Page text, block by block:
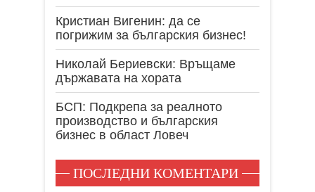
Кристиан Вигенин: да се
погрижим за българския бизнес!
Николай Бериевски: Връщаме
държавата на хората
БСП: Подкрепа за реалното
производство и българския
бизнес в област Ловеч
ПОСЛЕДНИ КОМЕНТАРИ